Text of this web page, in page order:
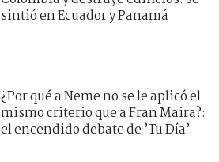
sintió en Ecuador y Panamá
¿Por qué a Neme no se le aplicó el
mismo criterio que a Fran Maira?:
el encendido debate de ’Tu Día’